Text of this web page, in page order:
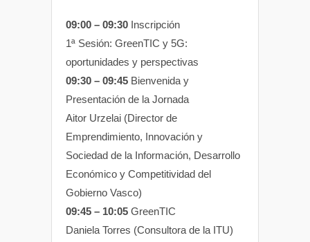
09:00 – 09:30 Inscripción
1ª Sesión: GreenTIC y 5G:
oportunidades y perspectivas
09:30 – 09:45 Bienvenida y
Presentación de la Jornada
Aitor Urzelai (Director de
Emprendimiento, Innovación y
Sociedad de la Información, Desarrollo
Económico y Competitividad del
Gobierno Vasco)
09:45 – 10:05 GreenTIC
Daniela Torres (Consultora de la ITU)